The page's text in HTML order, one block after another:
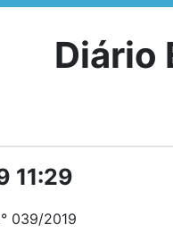
Diário
11:29
039/2019